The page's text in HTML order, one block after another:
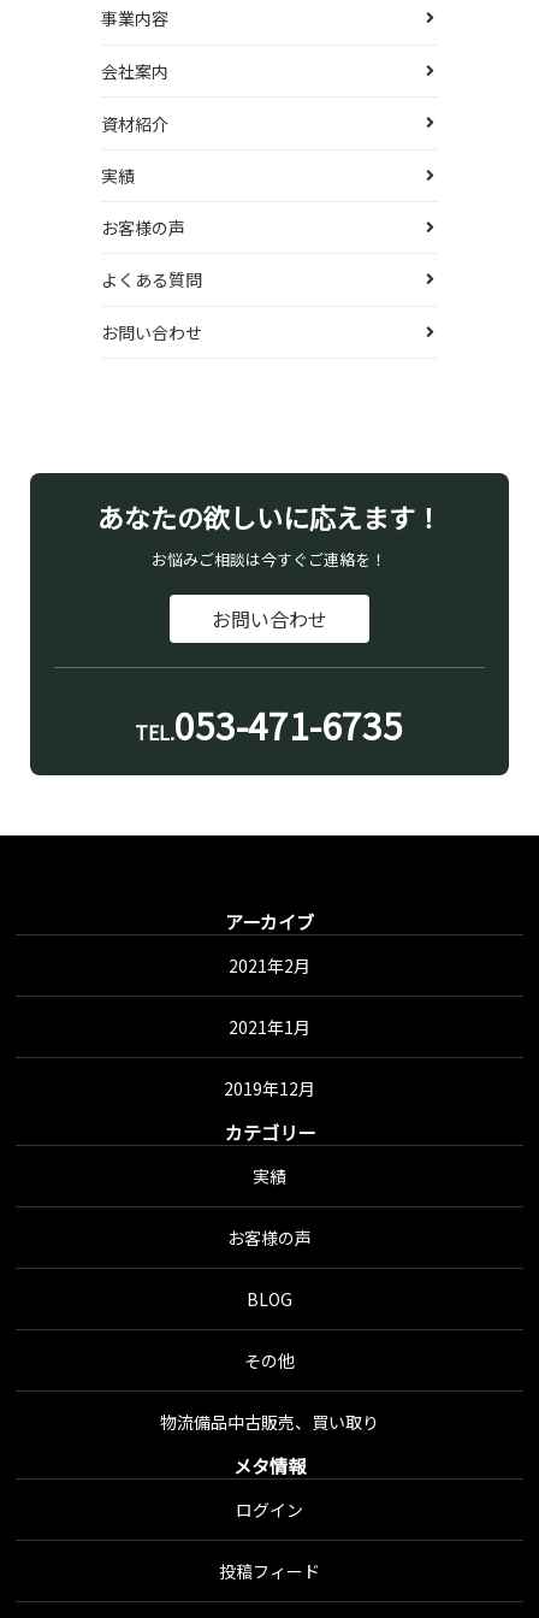
事業内容
会社案内
資材紹介
実績
お客様の声
よくある質問
お問い合わせ
あなたの欲しいに応えます！
お悩みご相談は今すぐご連絡を！
お問い合わせ
TEL.053-471-6735
アーカイブ
2021年2月
2021年1月
2019年12月
カテゴリー
実績
お客様の声
BLOG
その他
物流備品中古販売、買い取り
メタ情報
ログイン
投稿フィード